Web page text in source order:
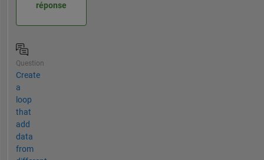
réponse
Question
Create
a
loop
that
add
data
from